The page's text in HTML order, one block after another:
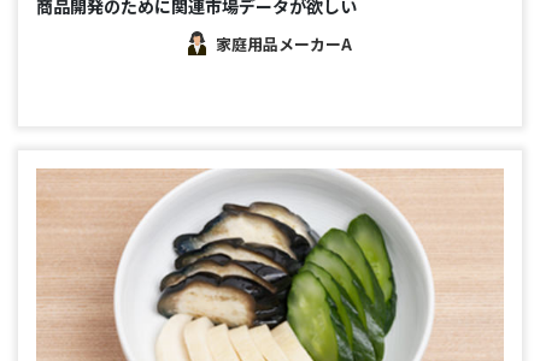
商品開発のために関連市場データが欲しい
家庭用品メーカーA